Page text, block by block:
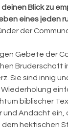
Blick zu
eines jeden
der
Gebete der
Bruderschaft
Sie sind innig
biblischer
und Andacht
dem hektischen